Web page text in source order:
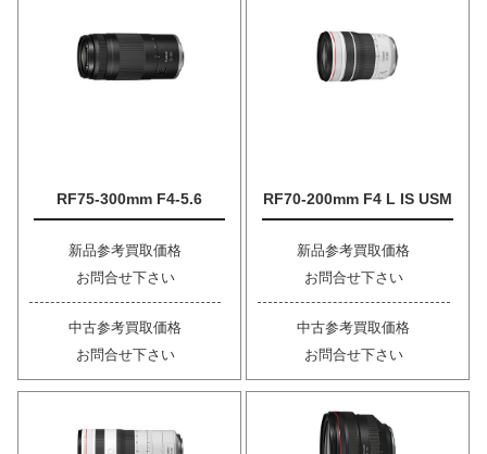
RF75-300mm F4-5.6
新品参考買取価格
お問合せ下さい
中古参考買取価格
お問合せ下さい
RF70-200mm F4 L IS USM
新品参考買取価格
お問合せ下さい
中古参考買取価格
お問合せ下さい